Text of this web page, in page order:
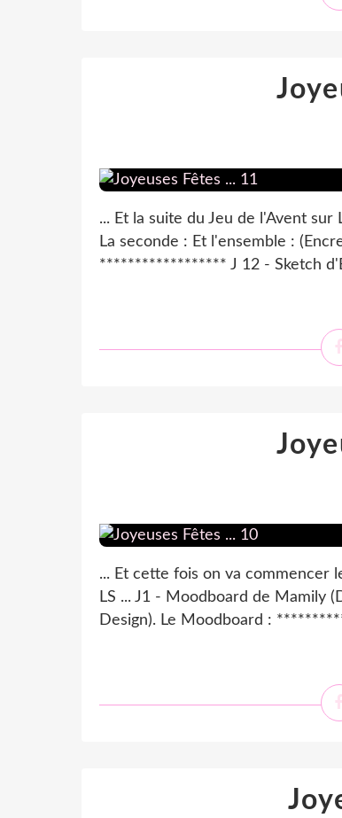
... Et la suite du Jeu de l'Avent
La seconde : Et l'ensemble :
****************** J 12 - Sketch
... Et cette fois on va commencer
LS ... J1 - Moodboard de Mamily
Design). Le Moodboard :